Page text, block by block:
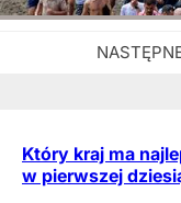
Który kraj ma
w pierwszej